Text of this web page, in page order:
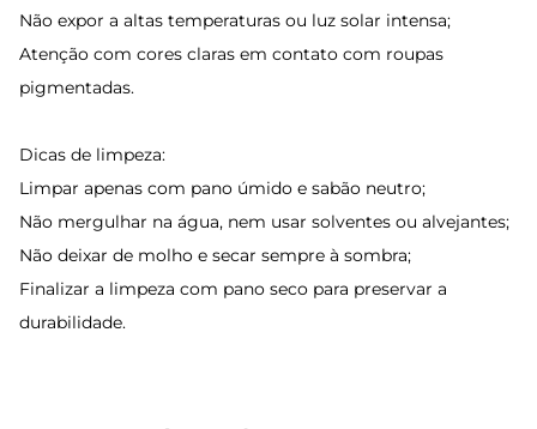
Não expor a altas temperaturas ou luz solar intensa;
Atenção com cores claras em contato com roupas
pigmentadas.
Dicas de limpeza:
Limpar apenas com pano úmido e sabão neutro;
Não mergulhar na água, nem usar solventes ou alvejantes;
Não deixar de molho e secar sempre à sombra;
Finalizar a limpeza com pano seco para preservar a
durabilidade.